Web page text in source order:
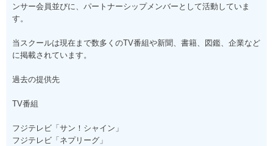
ンサー会員並びに、パートナーシップメンバーとして活動していま
す。
当スクールは現在まで数多くのTV番組や新聞、書籍、図鑑、企業など
に掲載されています。
過去の提供先
TV番組
フジテレビ「サン！シャイン」
フジテレビ「ネプリーグ」